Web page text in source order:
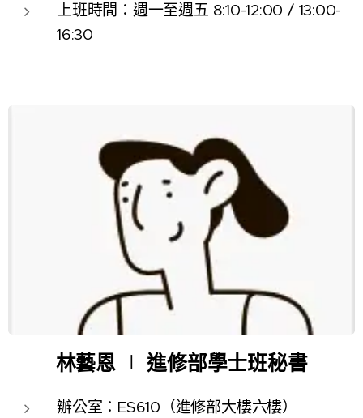
上班時間：週一至週五 8:10-12:00 / 13:00-
16:30
林藝恩∣進修部學士班秘書
辦公室：ES610（進修部大樓六樓）